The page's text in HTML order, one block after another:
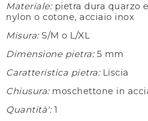
Materiale:pietra dura quarzo
nylon o cotone, acciaio inox
Misura:S/M o L/XL
Dimensione pietra:5 mm
Caratteristica pietra:Liscia
Chiusura:moschettone in
Quantità':1